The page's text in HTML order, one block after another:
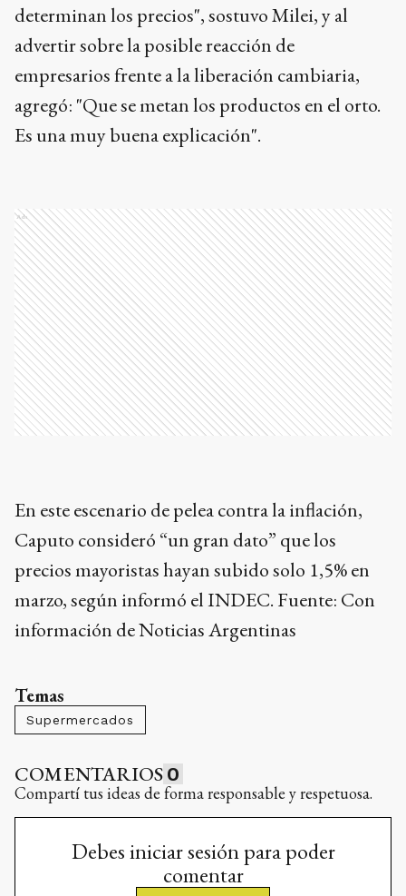
determinan los precios", sostuvo Milei, y al
advertir sobre la posible reacción de
empresarios frente a la liberación cambiaria,
agregó: "Que se metan los productos en el orto.
Es una muy buena explicación".
Ads
En este escenario de pelea contra la inflación,
Caputo consideró “un gran dato” que los
precios mayoristas hayan subido solo 1,5% en
marzo, según informó el INDEC. Fuente: Con
información de Noticias Argentinas
Temas
Supermercados
COMENTARIOS 0
Compartí tus ideas de forma responsable y respetuosa.
Debes iniciar sesión para poder
comentar